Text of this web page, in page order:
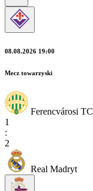
08.08.2026 19:00
Mecz towarzyski
Ferencvárosi TC
1
:
2
Real Madryt